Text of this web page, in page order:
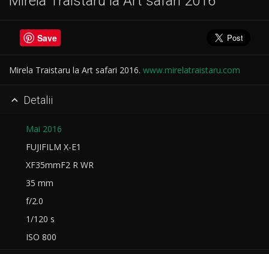
Save
Mirela Traistaru la Art safari 2016. www.mirelatraistaru.com
 Detalii
Mai 2016
FUJIFILM X-E1
XF35mmF2 R WR
35 mm
f/2.0
1/120 s
ISO 800